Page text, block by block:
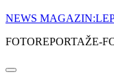
Skip
content
NEWS
FOTOREPORTAŽE-